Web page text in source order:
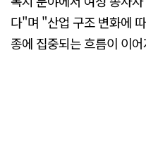
다"며 "산업 구조 변화에
종에 집중되는 흐름이 이